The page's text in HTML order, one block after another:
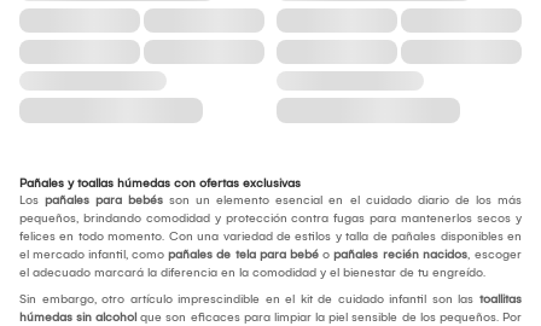
Pañales y toallas húmedas con ofertas exclusivas
Los pañales para bebés son un elemento esencial en el cuidado diario de los más
pequeños, brindando comodidad y protección contra fugas para mantenerlos secos y
felices en todo momento. Con una variedad de estilos y talla de pañales disponibles en
el mercado infantil, como pañales de tela para bebé o pañales recién nacidos, escoger
el adecuado marcará la diferencia en la comodidad y el bienestar de tu engreído.
Sin embargo, otro artículo imprescindible en el kit de cuidado infantil son las toallitas
húmedas sin alcohol que son eficaces para limpiar la piel sensible de los pequeños. Por